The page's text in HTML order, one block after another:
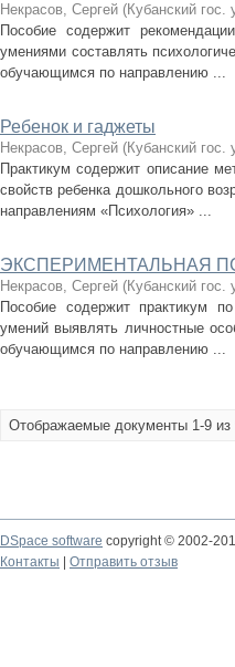
Некрасов, Сергей (Кубанский гос.
Пособие содержит
умениями составлять
обучающимся по направлению ...
Ребенок и гаджеты
Некрасов, Сергей (Кубанский гос.
Практикум содержит описание
свойств ребенка дошкольного
направлениям «Психология» ...
ЭКСПЕРИМЕНТАЛЬНАЯ
Некрасов, Сергей (Кубанский гос.
Пособие содержит практикум
умений выявлять личностные
обучающимся по направлению ...
Отображаемые документы 1-9 из
DSpace software copyright © 2002-
Контакты
Отправить отзыв